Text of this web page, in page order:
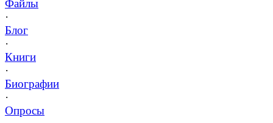
Файлы
·
Блог
·
Книги
·
Биографии
·
Опросы